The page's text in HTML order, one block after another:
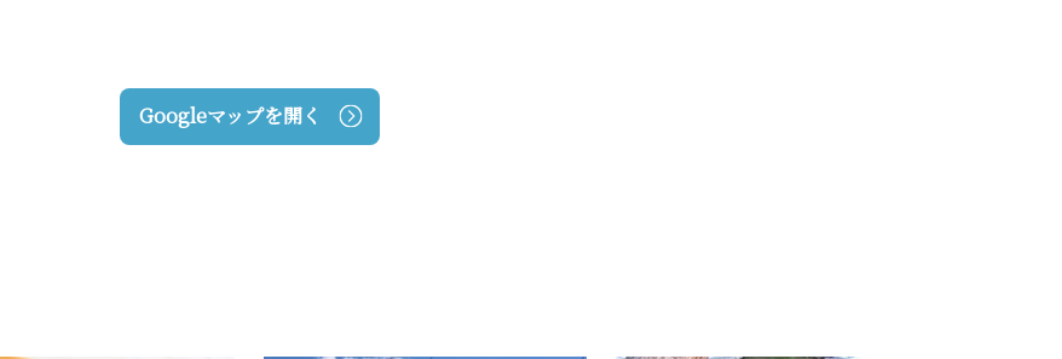
Googleマップを開く